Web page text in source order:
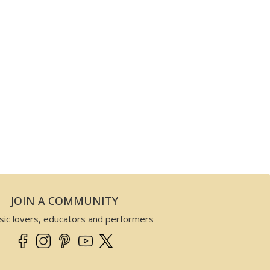
JOIN A COMMUNITY
lovers, educators and performers